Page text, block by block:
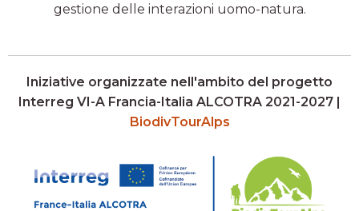
gestione delle interazioni uomo-natura.
Iniziative organizzate nell'ambito del progetto
Interreg VI-A Francia-Italia ALCOTRA 2021-2027 |
BiodivTourAlps